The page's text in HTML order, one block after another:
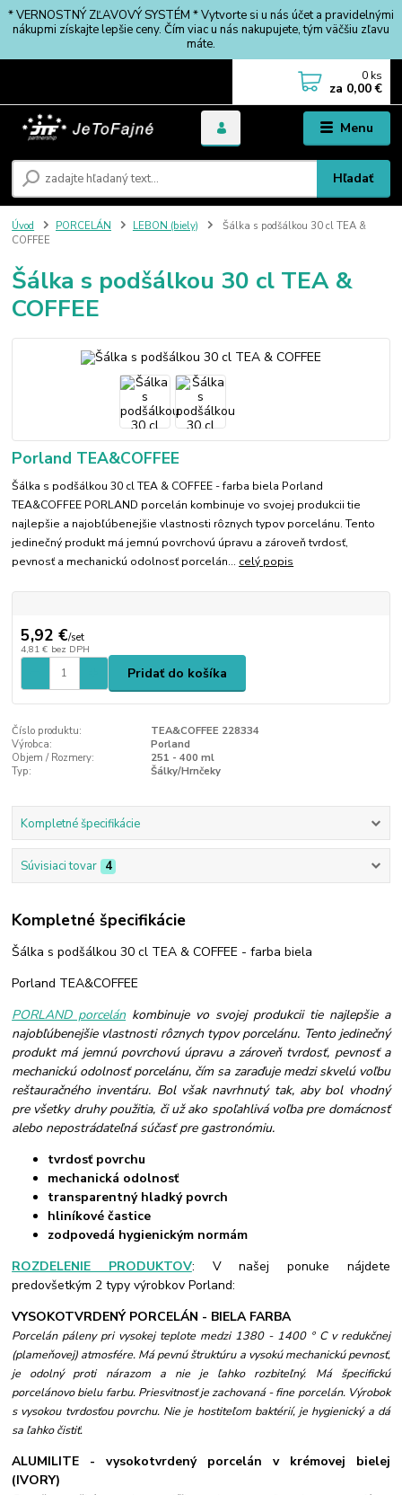
* VERNOSTNÝ ZĽAVOVÝ SYSTÉM * Vytvorte si u nás účet a pravidelnými
nákupmi získajte lepšie ceny. Čím viac u nás nakupujete, tým väčšiu zľavu
máte.
Menu
Hľadať
0 ks
za 0,00 €
Úvod PORCELÁN LEBON (biely)
Šálka s podšálkou 30 cl TEA &
COFFEE
Šálka s podšálkou 30 cl TEA &
COFFEE
Porland TEA&COFFEE
Šálka s podšálkou 30 cl TEA & COFFEE - farba biela Porland
TEA&COFFEE PORLAND porcelán kombinuje vo svojej produkcii tie
najlepšie a najobľúbenejšie vlastnosti rôznych typov porcelánu. Tento
jedinečný produkt má jemnú povrchovú úpravu a zároveň tvrdosť,
pevnosť a mechanickú odolnosť porcelán... celý popis
5,92 €/set
4,81 € bez DPH
Pridať do košíka
Číslo produktu:
TEA&COFFEE 228334
Výrobca:
Porland
Objem / Rozmery:
251 - 400 ml
Typ:
Šálky/Hrnčeky
Kompletné špecifikácie
Súvisiaci tovar 4
Kompletné špecifikácie
Šálka s podšálkou 30 cl TEA & COFFEE - farba biela
Porland TEA&COFFEE
PORLAND porcelánkombinuje vo svojej produkcii tie najlepšie a
najobľúbenejšie vlastnosti rôznych typov porcelánu. Tento jedinečný
produkt má jemnú povrchovú úpravu a zároveň tvrdosť, pevnosť a
mechanickú odolnosť porcelánu, čím sa zaraďuje medzi skvelú voľbu
reštauračného inventáru. Bol však navrhnutý tak, aby bol vhodný
pre všetky druhy použitia, či už ako spoľahlivá voľba pre domácnosť
alebo nepostrádateľná súčasť pre gastronómiu.
tvrdosť povrchu
mechanická odolnosť
transparentný hladký povrch
hliníkové častice
zodpovedá hygienickým normám
ROZDELENIE PRODUKTOV: V našej ponuke nájdete
predovšetkým 2 typy výrobkov Porland:
VYSOKOTVRDENÝ PORCELÁN - BIELA FARBA
Porcelán páleny pri vysokej teplote medzi 1380 - 1400 ° C v redukčnej
(plameňovej) atmosfére. Má pevnú štruktúru a vysokú mechanickú pevnosť,
je odolný proti nárazom a nie je ľahko rozbiteľný. Má špecifickú
porcelánovo bielu farbu. Priesvitnosť je zachovaná - fine porcelán. Výrobok
s vysokou tvrdosťou povrchu. Nie je hostiteľom baktérií, je hygienický a dá
sa ľahko čistiť.
ALUMILITE - vysokotvrdený porcelán v krémovej bielej
(IVORY)